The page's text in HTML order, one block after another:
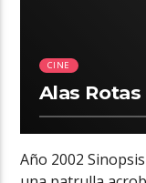
CINE
Alas Rotas
Año 2002